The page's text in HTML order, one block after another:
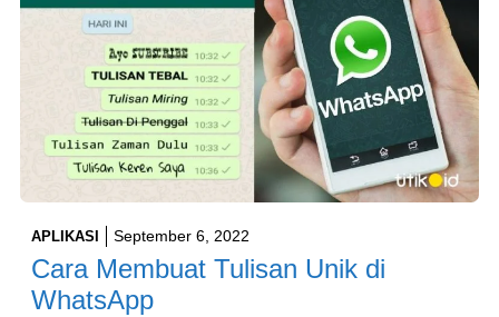
APLIKASI September 6, 2022
Cara Membuat Tulisan Unik di
WhatsApp